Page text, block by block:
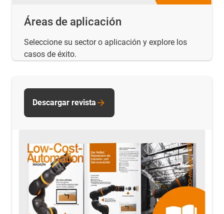
Áreas de aplicación
Seleccione su sector o aplicación y explore los
casos de éxito.
Descargar revista